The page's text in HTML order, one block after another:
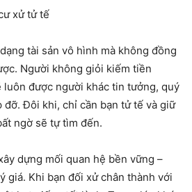
xử tử tế
tài sản vô hình mà không đồng
Người không giỏi kiếm tiền
luôn được người khác tin tưởng, quý
đỡ. Đôi khi, chỉ cần bạn tử tế và giữ
ngờ sẽ tự tìm đến.
dựng mối quan hệ bền vững –
giá. Khi bạn đối xử chân thành với